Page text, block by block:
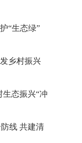
“生态绿”
乡村振兴
态振兴“冲
线 共建清